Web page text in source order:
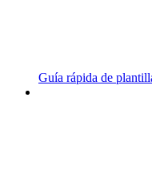
Guía rápida de